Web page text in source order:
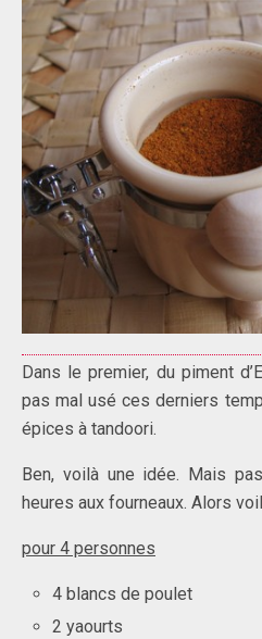
Dans le premier, du piment
pas mal usé ces derniers
épices à tandoori.
Ben, voilà une idée. Mais
heures aux fourneaux. Alors
pour 4 personnes
4 blancs de poulet
2 yaourts